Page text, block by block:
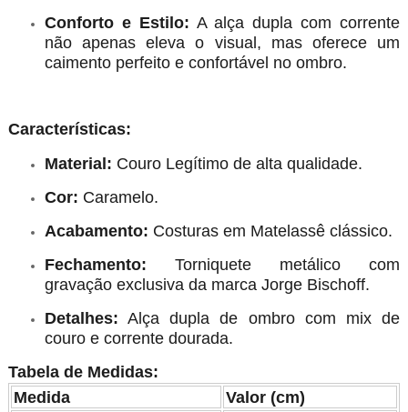
Conforto e Estilo: A alça dupla com corrente
não apenas eleva o visual, mas oferece um
caimento perfeito e confortável no ombro.
Características:
Material: Couro Legítimo de alta qualidade.
Cor: Caramelo.
Acabamento: Costuras em Matelassê clássico.
Fechamento: Torniquete metálico com
gravação exclusiva da marca Jorge Bischoff.
Detalhes: Alça dupla de ombro com mix de
couro e corrente dourada.
Tabela de Medidas:
Medida
Valor (cm)